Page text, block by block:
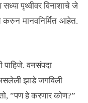
पृथ्वीवर विनाशाचे जे
मानवनिर्मित आहेत.
पाहिजे. वनसंपदा
झाडे जगविली
”पण हे करणार कोण?”